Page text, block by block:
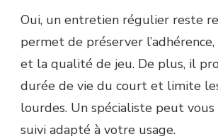
Oui, un entretien régulier reste
permet de préserver
et la qualité de jeu. De plus, il
durée de vie du court et limite
lourdes. Un spécialiste peut
suivi adapté à votre usage.